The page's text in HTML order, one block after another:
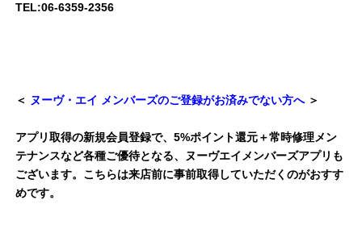
TEL:06-6359-2356
＜ ヌーヴ・エイ メンバーズのご登録がお済みでない方へ ＞
アプリ取得の新規会員登録で、5%ポイント還元＋常時修理メン
テナンスなど各種ご優待となる、ヌーヴエイメンバーズアプリも
ございます。こちらは来店前に事前取得していただくのがおすす
めです。